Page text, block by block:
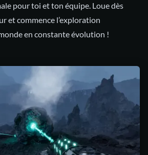
pour toi et ton équipe. Loue dès
et commence l’exploration
en constante évolution !